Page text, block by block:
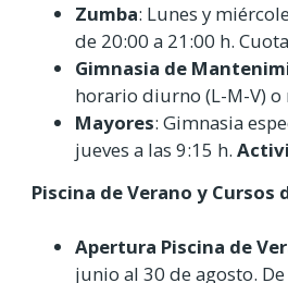
Zumba: Lunes y
de 20:00 a 21:00 h.
Gimnasia de
horario diurno (L-M-V) o
Mayores: Gimnasia
jueves a las 9:15 h.
Piscina de Verano y Cursos
Apertura Piscina de
junio al 30 de agosto.